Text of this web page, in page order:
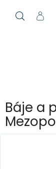
Báje a